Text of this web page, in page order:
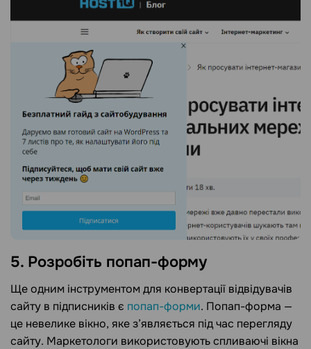
5. Розробіть попап-форму
Ще одним інструментом для конвертації відвідувачів
сайту в підписників є попап-форми. Попап-форма —
це невелике вікно, яке з’являється під час перегляду
сайту. Маркетологи використовують спливаючі вікна